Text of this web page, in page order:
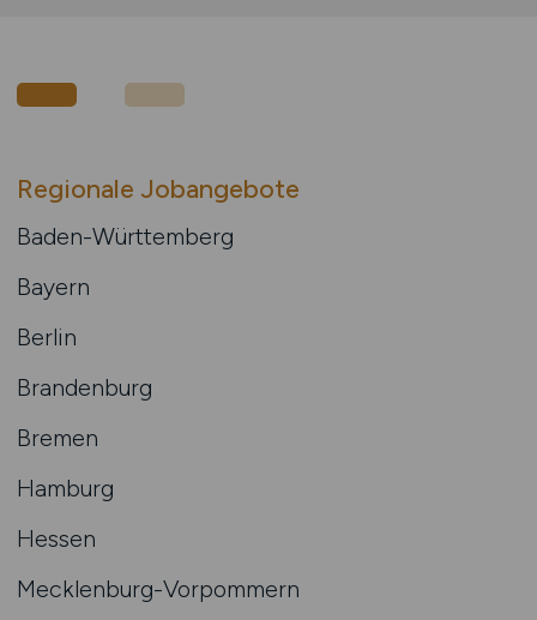
Regionale Jobangebote
Baden-Württemberg
Bayern
Berlin
Brandenburg
Bremen
Hamburg
Hessen
Mecklenburg-Vorpommern